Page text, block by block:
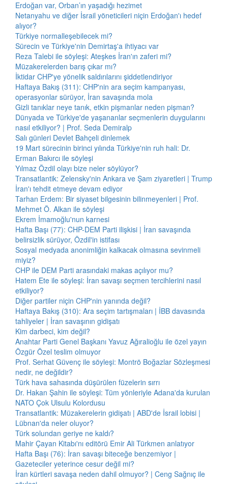
Erdoğan var, Orban’ın yaşadığı hezimet
Netanyahu ve diğer İsrail yöneticileri niçin Erdoğan'ı hedef
alıyor?
Türkiye normalleşebilecek mi?
Sürecin ve Türkiye'nin Demirtaş'a ihtiyacı var
Reza Talebi ile söyleşi: Ateşkes İran'ın zaferi mi?
Müzakerelerden barış çıkar mı?
İktidar CHP'ye yönelik saldırılarını şiddetlendiriyor
Haftaya Bakış (311): CHP'nin ara seçim kampanyası,
operasyonlar sürüyor, İran savaşında mola
Gizli tanıklar neye tanık, etkin pişmanlar neden pişman?
Dünyada ve Türkiye'de yaşananlar seçmenlerin duygularını
nasıl etkiliyor? | Prof. Seda Demiralp
Salı günleri Devlet Bahçeli dinlemek
19 Mart sürecinin birinci yılında Türkiye'nin ruh hali: Dr.
Erman Bakırcı ile söyleşi
Yılmaz Özdil olayı bize neler söylüyor?
Transatlantik: Zelensky'nin Ankara ve Şam ziyaretleri | Trump
İran'ı tehdit etmeye devam ediyor
Tarhan Erdem: Bir siyaset bilgesinin bilinmeyenleri | Prof.
Mehmet Ö. Alkan ile söyleşi
Ekrem İmamoğlu'nun karnesi
Hafta Başı (77): CHP-DEM Parti ilişkisi | İran savaşında
belirsizlik sürüyor, Özdil'in istifası
Sosyal medyada anonimliğin kalkacak olmasına sevinmeli
miyiz?
CHP ile DEM Parti arasındaki makas açılıyor mu?
Hatem Ete ile söyleşi: İran savaşı seçmen tercihlerini nasıl
etkiliyor?
Diğer partiler niçin CHP'nin yanında değil?
Haftaya Bakış (310): Ara seçim tartışmaları | İBB davasında
tahliyeler | İran savaşının gidişatı
Kim darbeci, kim değil?
Anahtar Parti Genel Başkanı Yavuz Ağıralioğlu ile özel yayın
Özgür Özel teslim olmuyor
Prof. Serhat Güvenç ile söyleşi: Montrö Boğazlar Sözleşmesi
nedir, ne değildir?
Türk hava sahasında düşürülen füzelerin sırrı
Dr. Hakan Şahin ile söyleşi: Tüm yönleriyle Adana'da kurulan
NATO Çok Ulsulu Kolordusu
Transatlantik: Müzakerelerin gidişatı | ABD'de İsrail lobisi |
Lübnan'da neler oluyor?
Türk solundan geriye ne kaldı?
Mahir Çayan Kitabı'nı editörü Emir Ali Türkmen anlatıyor
Hafta Başı (76): İran savaşı biteceğe benzemiyor |
Gazeteciler yeterince cesur değil mi?
İran kürtleri savaşa neden dahil olmuyor? | Ceng Sağnıç ile